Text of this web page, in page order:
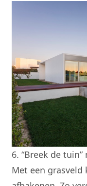
6. “Breek de
Met een